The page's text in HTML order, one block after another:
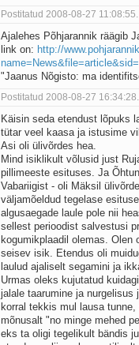
Postitatud 2008-08-27 11:08:55.
Ajalehes Põhjarannik räägib
link on: http://
"Jaanus Nõgisto: ma
Postitatud 2008-08-27 16:34:28.
Käisin seda etendust lõpuks
tütar veel kaasa ja istusime
Asi oli ülivõrdes hea.
Mind isiklikult võlusid just
pillimeeste esituses. Ja
Vabariigist - oli Mäksil
väljamõeldud tegelase
algusaegade laule pole nii
sellest perioodist salvestusi
kogumikplaadil olemas. Olen
seisev isik. Etendus oli
laulud ajaliselt segamini ja
Urmas oleks kujutatud
jalale taarumine ja
korral tekkis mul lausa
mõnusalt "no minge mehed
eks ta oligi tegelikult bändis